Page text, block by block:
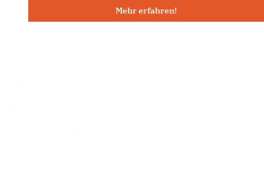
Mehr erfahren!